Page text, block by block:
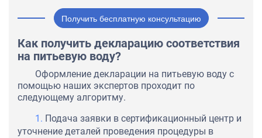
Получить бесплатную консультацию
Как получить декларацию соответствия
на питьевую воду?
Оформление декларации на питьевую воду с
помощью наших экспертов проходит по
следующему алгоритму.
Подача заявки в сертификационный центр и
уточнение деталей проведения процедуры в